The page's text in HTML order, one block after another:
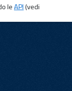
leAPI(vedi